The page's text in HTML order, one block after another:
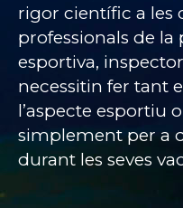
rigor científic a les
professionals de la
esportiva,
necessitin fer tant
l’aspecte esportiu
simplement per a
durant les seves